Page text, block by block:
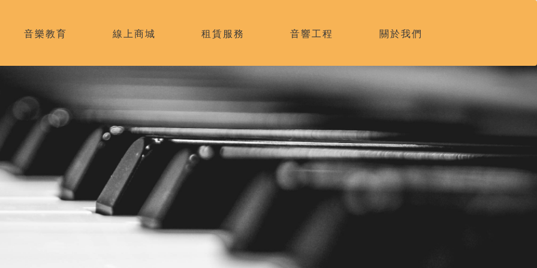
音樂教育 線上商城 租賃服務 音響工程 關於我們